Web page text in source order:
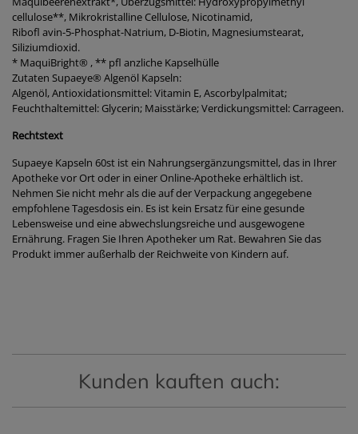
cellulose**, Mikrokristalline Cellulose, Nicotinamid,
Ribofl avin-5-Phosphat-Natrium, D-Biotin, Magnesiumstearat,
Siliziumdioxid.
* MaquiBright® , ** pfl anzliche Kapselhülle
Zutaten Supaeye® Algenöl Kapseln:
Algenöl, Antioxidationsmittel: Vitamin E, Ascorbylpalmitat;
Feuchthaltemittel: Glycerin; Maisstärke; Verdickungsmittel: Carrageen.
Rechtstext
Supaeye Kapseln 60st ist ein Nahrungsergänzungsmittel, das in Ihrer
Apotheke vor Ort oder in einer Online-Apotheke erhältlich ist.
Nehmen Sie nicht mehr als die auf der Verpackung angegebene
empfohlene Tagesdosis ein. Es ist kein Ersatz für eine gesunde
Lebensweise und eine abwechslungsreiche und ausgewogene
Ernährung. Fragen Sie Ihren Apotheker um Rat. Bewahren Sie das
Produkt immer außerhalb der Reichweite von Kindern auf.
Kunden kauften auch: